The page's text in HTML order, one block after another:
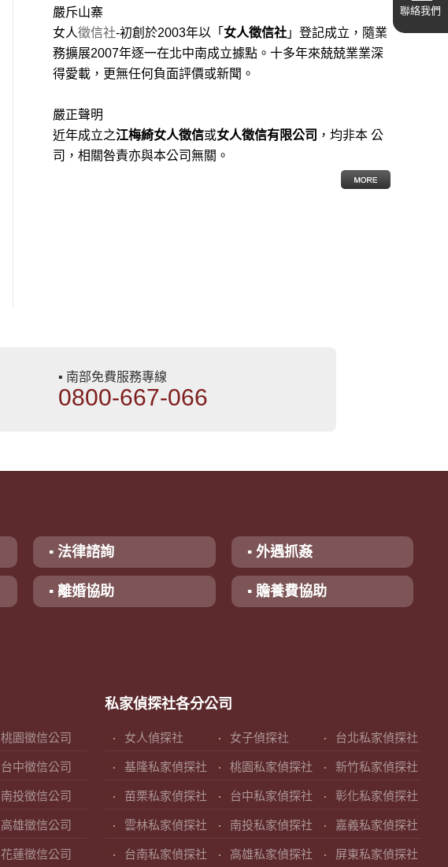
聯絡我們
嚴斥山寨
女人徵信社-初創於2003年以「 女人徵信社 」登記成立，隨業
務擴展2007年逐一在北中南成立據點。十多年來兢兢業業深
得愛載，更無任何負面評價或新聞。
嚴正聲明
近年成立之江梅綺女人徵信或女人徵信有限公司 ，均非本 公
司，相關咎責亦與本公司無關。
▪ 南部免費服務專線
0800-667-066
▪ 法律諮詢 ▪ 外遇抓姦
▪ 離婚協助 ▪ 贍養費協助
桃園徵信公司
台中徵信公司
南投徵信公司
高雄徵信公司
花蓮徵信公司
私家偵探社各分公司
女人偵探社 女子偵探社 台北私家偵探社
基隆私家偵探社 桃園私家偵探社 新竹私家偵探社
苗栗私家偵探社 台中私家偵探社 彰化私家偵探社
雲林私家偵探社 南投私家偵探社 嘉義私家偵探社
台南私家偵探社 高雄私家偵探社 屏東私家偵探社